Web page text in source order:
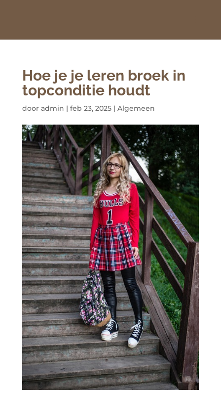
Hoe je je leren broek in
topconditie houdt
door admin | feb 23, 2025 | Algemeen